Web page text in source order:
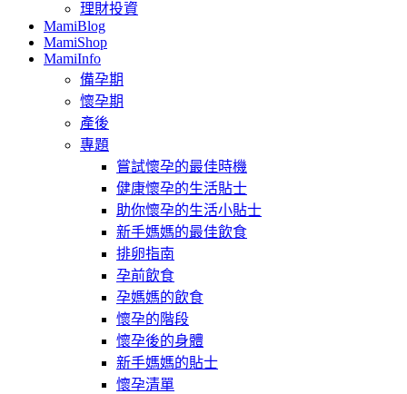
理財投資
MamiBlog
MamiShop
MamiInfo
備孕期
懷孕期
產後
專題
嘗試懷孕的最佳時機
健康懷孕的生活貼士
助你懷孕的生活小貼士
新手媽媽的最佳飲食
排卵指南
孕前飲食
孕媽媽的飲食
懷孕的階段
懷孕後的身體
新手媽媽的貼士
懷孕清單